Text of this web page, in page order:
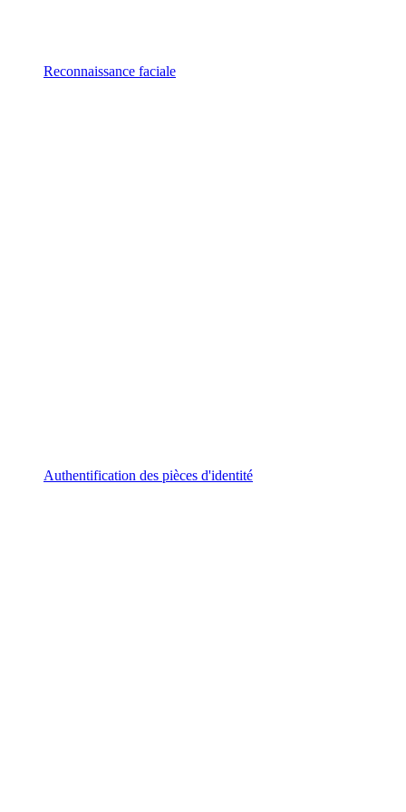
Reconnaissance faciale
Authentification des pièces d'identité